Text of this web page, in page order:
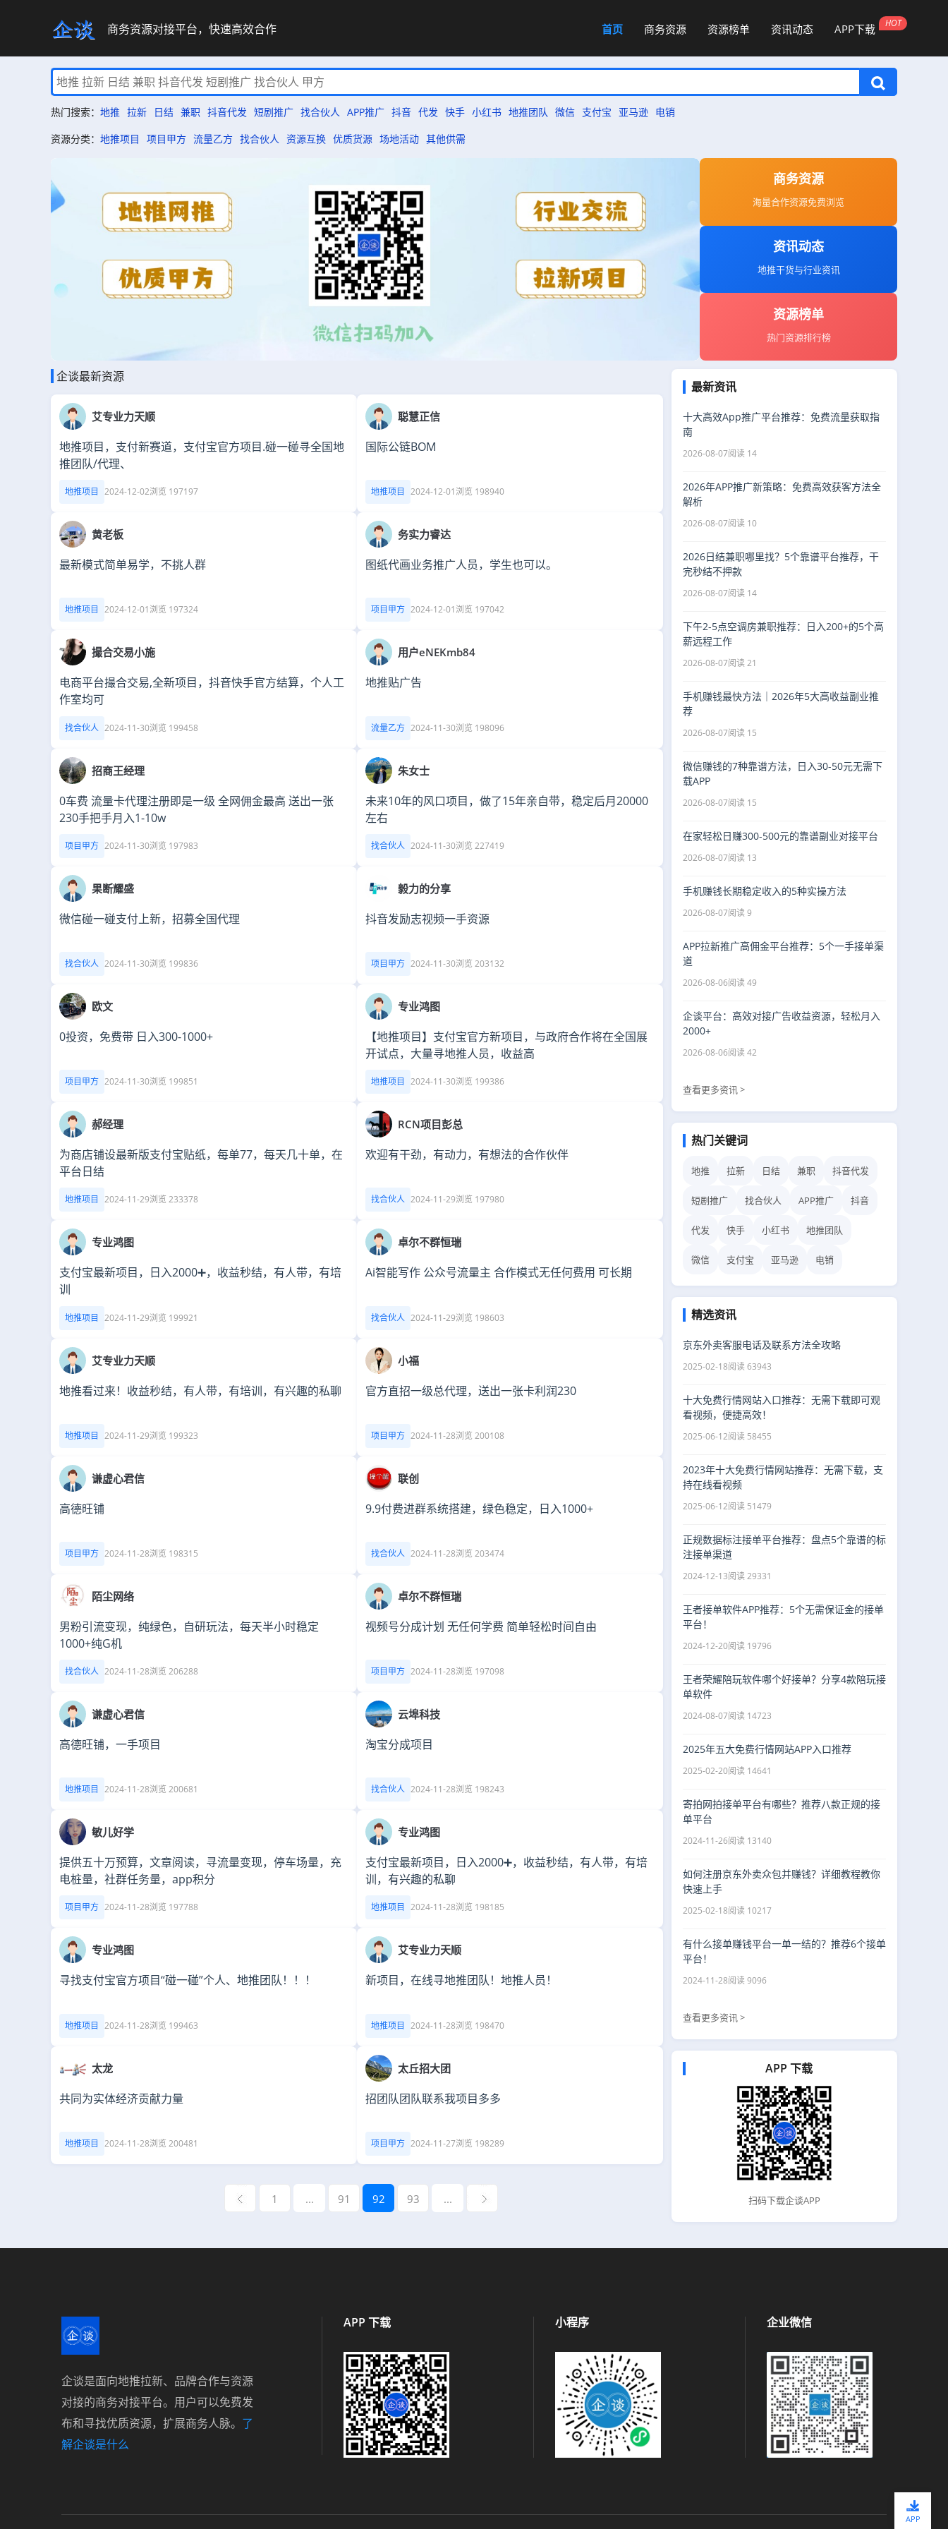
商务资源对接平台，快速高效合作 首页 商务资源 资源榜单 资讯动态 APP下载
热门搜索： 地推 拉新 日结 兼职 抖音代发 短剧推广 找合伙人 APP推广 抖音 代发 快手 小红书 地推团队 微信 支付宝 亚马逊 电销
资源分类： 地推项目 项目甲方 流量乙方 找合伙人 资源互换 优质货源 场地活动 其他供需
商务资源
海量合作资源免费浏览
资讯动态
地推干货与行业资讯
资源榜单
热门资源排行榜
企谈最新资源
艾专业力天顺
地推项目，支付新赛道，支付宝官方项目.碰一碰寻全国地
推团队/代理、
地推项目 2024-12-02浏览 197197
聪慧正信
国际公链BOM
地推项目 2024-12-01 浏览 198940
黄老板
最新模式简单易学，不挑人群
地推项目 2024-12-01 浏览 197324
务实力睿达
图纸代画业务推广人员，学生也可以。
项目甲方 2024-12-01 浏览 197042
撮合交易小施
电商平台撮合交易,全新项目，抖音快手官方结算，个人工
作室均可
找合伙人 2024-11-30浏览 199458
用户eNEKmb84
地推贴广告
流量乙方 2024-11-30浏览 198096
招商王经理
0车费 流量卡代理注册即是一级 全网佣金最高 送出一张
230手把手月入1-10w
项目甲方 2024-11-30浏览 197983
朱女士
未来10年的风口项目，做了15年亲自带，稳定后月20000
左右
找合伙人 2024-11-30浏览 227419
果断耀盛
微信碰一碰支付上新，招募全国代理
找合伙人 2024-11-30浏览 199836
毅力的分享
抖音发励志视频一手资源
项目甲方 2024-11-30浏览 203132
欧文
0投资，免费带 日入300-1000+
项目甲方 2024-11-30浏览 199851
专业鸿图
【地推项目】支付宝官方新项目，与政府合作将在全国展
开试点，大量寻地推人员，收益高
地推项目 2024-11-30浏览 199386
郝经理
为商店铺设最新版支付宝贴纸，每单77，每天几十单，在
平台日结
地推项目 2024-11-29浏览 233378
RCN项目彭总
欢迎有干劲，有动力，有想法的合作伙伴
找合伙人 2024-11-29浏览 197980
专业鸿图
支付宝最新项目，日入2000➕，收益秒结，有人带，有培
训
地推项目 2024-11-29浏览 199921
卓尔不群恒瑞
Ai智能写作 公众号流量主 合作模式无任何费用 可长期
找合伙人 2024-11-29浏览 198603
艾专业力天顺
地推看过来！收益秒结，有人带，有培训，有兴趣的私聊
地推项目 2024-11-29浏览 199323
小福
官方直招一级总代理，送出一张卡利润230
项目甲方 2024-11-28浏览 200108
谦虚心君信
高德旺铺
项目甲方 2024-11-28浏览 198315
联创
9.9付费进群系统搭建，绿色稳定，日入1000+
找合伙人 2024-11-28浏览 203474
陌尘网络
男粉引流变现，纯绿色，自研玩法，每天半小时稳定
1000+纯G机
找合伙人 2024-11-28浏览 206288
卓尔不群恒瑞
视频号分成计划 无任何学费 简单轻松时间自由
项目甲方 2024-11-28浏览 197098
谦虚心君信
高德旺铺，一手项目
地推项目 2024-11-28浏览 200681
云埠科技
淘宝分成项目
找合伙人 2024-11-28浏览 198243
敏儿好学
提供五十万预算，文章阅读，寻流量变现，停车场量，充
电桩量，社群任务量，app积分
项目甲方 2024-11-28浏览 197788
专业鸿图
支付宝最新项目，日入2000➕，收益秒结，有人带，有培
训，有兴趣的私聊
地推项目 2024-11-28浏览 198185
专业鸿图
寻找支付宝官方项目“碰一碰”个人、地推团队！！！
地推项目 2024-11-28浏览 199463
艾专业力天顺
新项目，在线寻地推团队！地推人员！
地推项目 2024-11-28浏览 198470
太龙
共同为实体经济贡献力量
地推项目 2024-11-28浏览 200481
太丘招大团
招团队团队联系我项目多多
项目甲方 2024-11-27浏览 198289
1 ... 91 92 93 ...
最新资讯
十大高效App推广平台推荐：免费流量获取指
南
2026-08-07阅读 14
2026年APP推广新策略：免费高效获客方法全
解析
2026-08-07阅读 10
2026日结兼职哪里找？5个靠谱平台推荐，干
完秒结不押款
2026-08-07阅读 14
下午2-5点空调房兼职推荐：日入200+的5个高
薪远程工作
2026-08-07阅读 21
手机赚钱最快方法｜2026年5大高收益副业推
荐
2026-08-07阅读 15
微信赚钱的7种靠谱方法，日入30-50元无需下
载APP
2026-08-07阅读 15
在家轻松日赚300-500元的靠谱副业对接平台
2026-08-07阅读 13
手机赚钱长期稳定收入的5种实操方法
2026-08-07阅读 9
APP拉新推广高佣金平台推荐：5个一手接单渠
道
2026-08-06阅读 49
企谈平台：高效对接广告收益资源，轻松月入
2000+
2026-08-06阅读 42
查看更多资讯 >
热门关键词
地推 拉新 日结 兼职 抖音代发
短剧推广 找合伙人 APP推广 抖音
代发 快手 小红书 地推团队
微信 支付宝 亚马逊 电销
精选资讯
京东外卖客服电话及联系方法全攻略
2025-02-18阅读 63943
十大免费行情网站入口推荐：无需下载即可观
看视频，便捷高效！
2025-06-12阅读 58455
2023年十大免费行情网站推荐：无需下载，支
持在线看视频
2025-06-12阅读 51479
正规数据标注接单平台推荐：盘点5个靠谱的标
注接单渠道
2024-12-13阅读 29331
王者接单软件APP推荐：5个无需保证金的接单
平台！
2024-12-20阅读 19796
王者荣耀陪玩软件哪个好接单？分享4款陪玩接
单软件
2024-08-07阅读 14723
2025年五大免费行情网站APP入口推荐
2025-02-20阅读 14641
寄拍网拍接单平台有哪些？推荐八款正规的接
单平台
2024-11-26阅读 13140
如何注册京东外卖众包并赚钱？详细教程教你
快速上手
2025-02-18阅读 10217
有什么接单赚钱平台一单一结的？推荐6个接单
平台！
2024-11-28阅读 9096
查看更多资讯 >
APP 下载
扫码下载企谈APP
企谈是面向地推拉新、品牌合作与资源
对接的商务对接平台。用户可以免费发
布和寻找优质资源，扩展商务人脉。 了
解企谈是什么
APP 下载 小程序 企业微信
APP